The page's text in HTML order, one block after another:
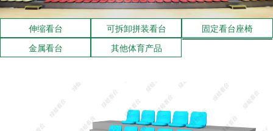
伸缩看台 可拆卸拼装看台
固定看台座椅
金属看台
其他体育产品